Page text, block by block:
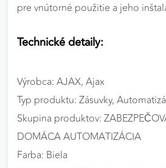
pre vnútorné použitie a jeho
Technické detaily:
Výrobca: AJAX, Ajax
Typ produktu: Zásuvky,
Skupina produktov:
DOMÁCA AUTOMATIZÁCIA
Farba: Biela